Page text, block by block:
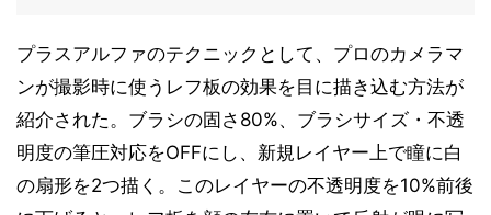
プラスアルファのテクニックとして、プロのカメラマ
ンが撮影時に使うレフ板の効果を目に描き込む方法が
紹介された。ブラシの固さ80%、ブラシサイズ・不透
明度の筆圧対応をOFFにし、新規レイヤー上で瞳に白
の扇形を2つ描く。このレイヤーの不透明度を10%前後